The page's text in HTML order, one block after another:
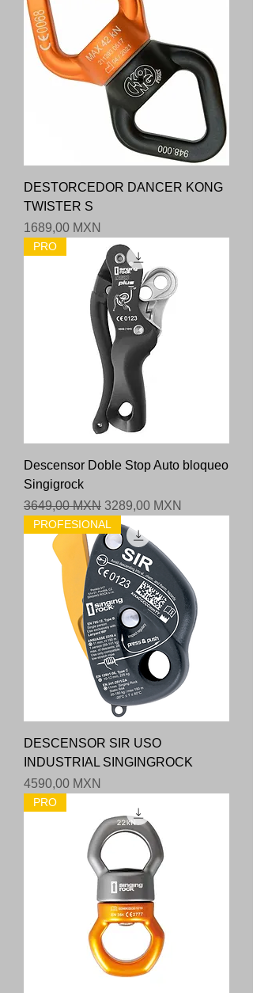
DESTORCEDOR DANCER KONG
TWISTER S
Precio
1689,00 MXN
PRO
Descensor Doble Stop Auto bloqueo
Singigrock
Precio
3649,00 MXN Precio de oferta
3289,00 MXN
PROFESIONAL
DESCENSOR SIR USO
INDUSTRIAL SINGINGROCK
Precio
4590,00 MXN
PRO